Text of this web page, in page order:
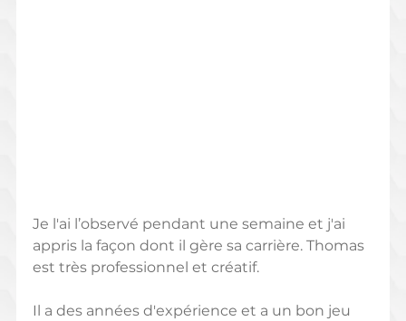
Je l'ai l’observé pendant une semaine et j'ai
appris la façon dont il gère sa carrière. Thomas
est très professionnel et créatif.
Il a des années d'expérience et a un bon jeu